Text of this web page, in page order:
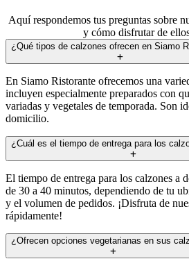
Aquí respondemos tus preguntas sobre
y cómo disfrutar de
¿Qué tipos de calzones ofrecen en Siamo
En Siamo Ristorante ofrecemos una
incluyen especialmente preparados con
variadas y vegetales de temporada. Son
domicilio.
¿Cuál es el tiempo de entrega para los
El tiempo de entrega para los calzones a
de 30 a 40 minutos, dependiendo de tu
y el volumen de pedidos. ¡Disfruta de
rápidamente!
¿Ofrecen opciones vegetarianas en sus